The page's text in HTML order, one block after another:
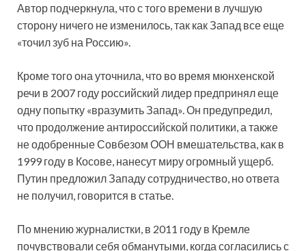
Автор подчеркнула, что с того времени в лучшую
сторону ничего не изменилось, так как Запад все еще
«точил зуб на Россию».
Кроме того она уточнила, что во время мюнхенской
речи в 2007 году российский лидер предпринял еще
одну попытку «вразумить Запад». Он предупредил,
что продолжение антироссийской политики, а также
не одобренные Совбезом ООН вмешательства, как в
1999 году в Косове, нанесут миру огромный ущерб.
Путин предложил Западу сотрудничество, но ответа
не получил, говорится в статье.
По мнению журналистки, в 2011 году в Кремле
почувствовали себя обманутыми, когда согласились с